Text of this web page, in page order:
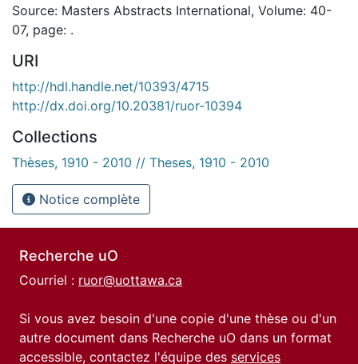
Source: Masters Abstracts International, Volume: 40-
07, page: .
URI
http://hdl.handle.net/10393/4715
http://dx.doi.org/10.20381/ruor-10394
Collections
Thèses, 1910 - 2010 // Theses, 1910 - 2010
Notice complète
Recherche uO
Courriel : ruor@uottawa.ca
Si vous avez besoin d'une copie d'une thèse ou d'un
autre document dans Recherche uO dans un format
accessible, contactez l'équipe des services